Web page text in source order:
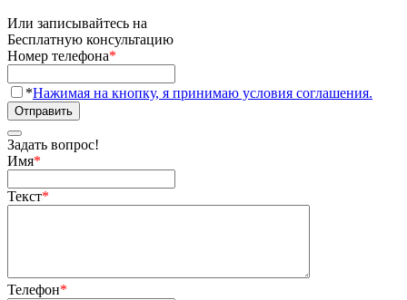
Или записывайтесь на
Бесплатную консультацию
Номер телефона*
*Нажимая на кнопку, я принимаю условия соглашения.
Отправить
Задать вопрос!
Имя*
Текст*
Телефон*